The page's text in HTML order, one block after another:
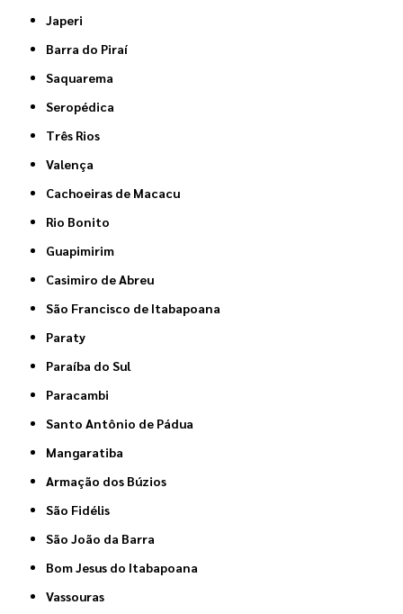
Japeri
Barra do Piraí
Saquarema
Seropédica
Três Rios
Valença
Cachoeiras de Macacu
Rio Bonito
Guapimirim
Casimiro de Abreu
São Francisco de Itabapoana
Paraty
Paraíba do Sul
Paracambi
Santo Antônio de Pádua
Mangaratiba
Armação dos Búzios
São Fidélis
São João da Barra
Bom Jesus do Itabapoana
Vassouras